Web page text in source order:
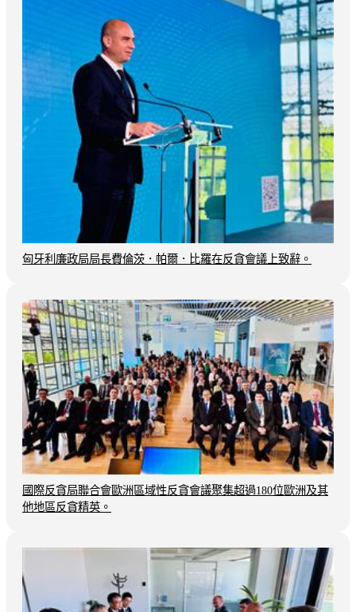
匈牙利廉政局局長費倫茨．帕爾．比羅在反貪會議上致辭。
國際反貪局聯合會歐洲區域性反貪會議聚集超過180位歐洲及其
他地區反貪精英。